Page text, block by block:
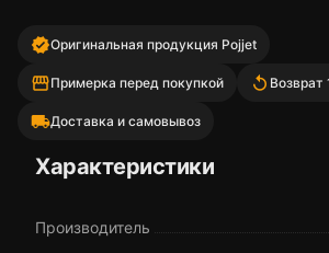
verifiedОригинальная продукция Pojjet
storefrontПримерка перед покупкой replay Возврат
local_shippingДоставка и самовывоз
Характеристики
Производитель